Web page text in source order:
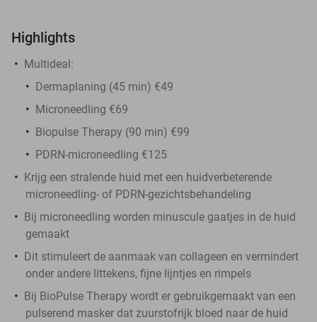
Highlights
Multideal:
Dermaplaning (45 min) €49
Microneedling €69
Biopulse Therapy (90 min) €99
PDRN-microneedling €125
Krijg een stralende huid met een huidverbeterende
microneedling- of PDRN-gezichtsbehandeling
Bij microneedling worden minuscule gaatjes in de huid
gemaakt
Dit stimuleert de aanmaak van collageen en vermindert
onder andere littekens, fijne lijntjes en rimpels
Bij BioPulse Therapy wordt er gebruikgemaakt van een
pulserend masker dat zuurstofrijk bloed naar de huid